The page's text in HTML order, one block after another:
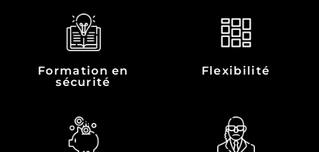
Formation en
sécurité
Flexibilité